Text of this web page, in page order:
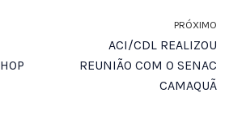
PRÓXIMO
ACI/CDL REALIZOU
REUNIÃO COM O SENAC
CAMAQUÃ